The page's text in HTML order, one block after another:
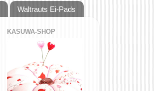
Waltrauts Ei-Pads
KASUWA-SHOP